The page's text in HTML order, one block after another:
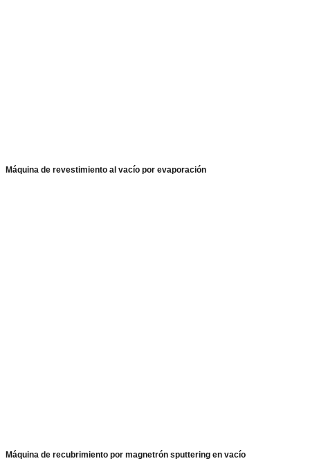
Máquina de revestimiento al vacío por evaporación
Máquina de recubrimiento por magnetrón sputtering en vacío